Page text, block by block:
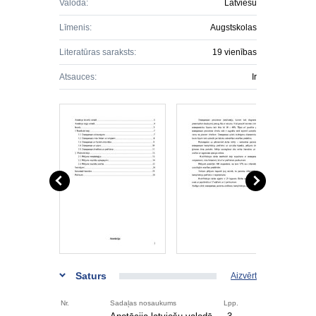
Valoda: Latviešu
Līmenis: Augstskolas
Literatūras saraksts: 19 vienības
Atsauces: Ir
Saturs Aizvērt
Nr. Sadaļas nosaukums Lpp.